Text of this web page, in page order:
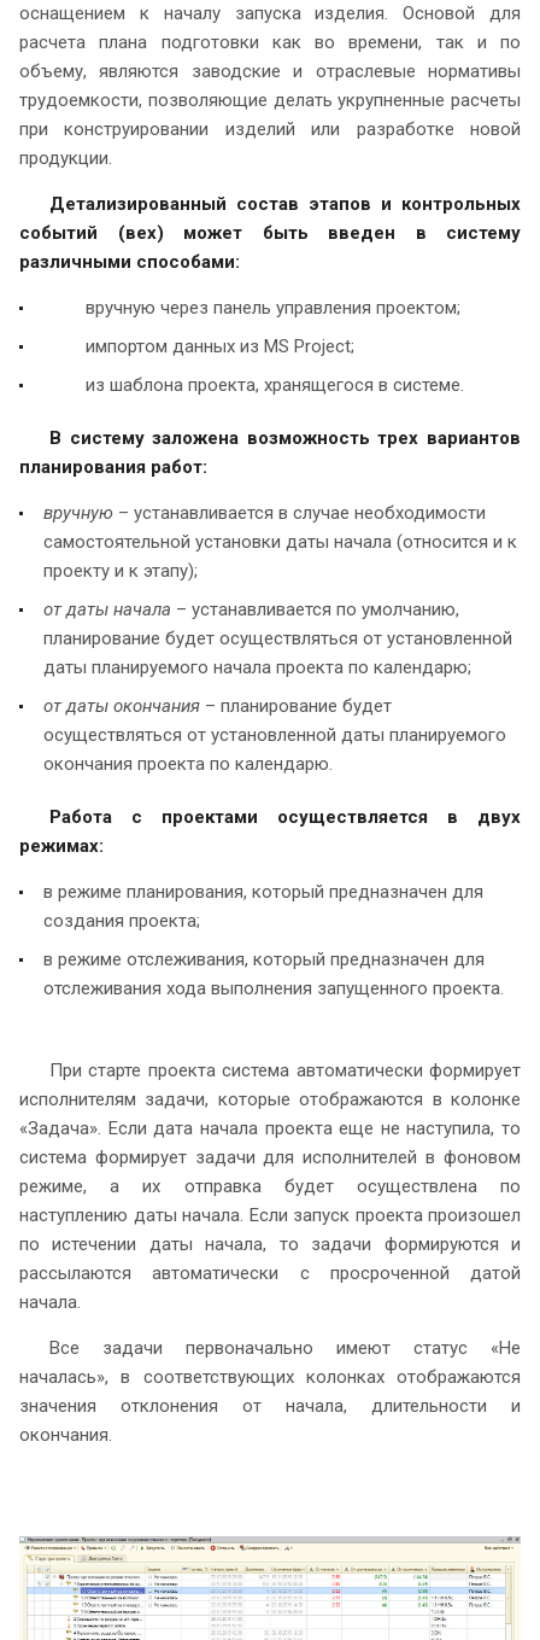
оснащением к началу запуска изделия. Основой для
расчета плана подготовки как во времени, так и по
объему, являются заводские и отраслевые нормативы
трудоемкости, позволяющие делать укрупненные расчеты
при конструировании изделий или разработке новой
продукции.
Детализированный состав этапов и контрольных
событий (вех) может быть введен в систему
различными способами:
вручную через панель управления проектом;
импортом данных из MS Project;
из шаблона проекта, хранящегося в системе.
В систему заложена возможность трех вариантов
планирования работ:
вручную – устанавливается в случае необходимости
самостоятельной установки даты начала (относится и к
проекту и к этапу);
от даты начала – устанавливается по умолчанию,
планирование будет осуществляться от установленной
даты планируемого начала проекта по календарю;
от даты окончания – планирование будет
осуществляться от установленной даты планируемого
окончания проекта по календарю.
Работа с проектами осуществляется в двух
режимах:
в режиме планирования, который предназначен для
создания проекта;
в режиме отслеживания, который предназначен для
отслеживания хода выполнения запущенного проекта.
При старте проекта система автоматически формирует
исполнителям задачи, которые отображаются в колонке
«Задача». Если дата начала проекта еще не наступила, то
система формирует задачи для исполнителей в фоновом
режиме, а их отправка будет осуществлена по
наступлению даты начала. Если запуск проекта произошел
по истечении даты начала, то задачи формируются и
рассылаются автоматически с просроченной датой
начала.
Все задачи первоначально имеют статус «Не
началась», в соответствующих колонках отображаются
значения отклонения от начала, длительности и
окончания.